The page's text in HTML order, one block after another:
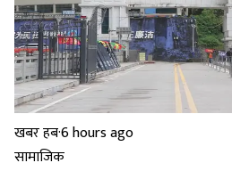
खबर हब·6 hours ago
सामाजिक